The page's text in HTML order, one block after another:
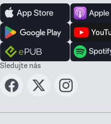
Sledujte nás